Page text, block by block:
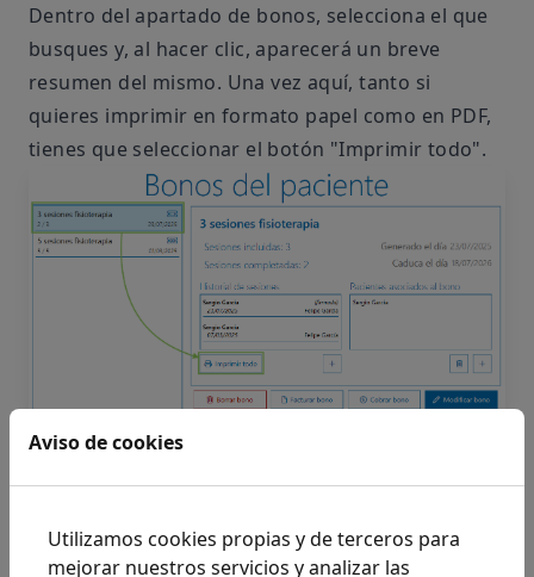
Dentro del apartado de bonos, selecciona el que
busques y, al hacer clic, aparecerá un breve
resumen del mismo. Una vez aquí, tanto si
quieres imprimir en formato papel como en PDF,
tienes que seleccionar el botón "Imprimir todo".
Si necesitas el resultado en papel, elige la
habitual. (En la parte superior izquierda de la
Aviso de cookies
Utilizamos cookies propias y de terceros para
mejorar nuestros servicios y analizar las